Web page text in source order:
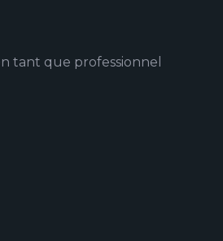
tant que professionnel